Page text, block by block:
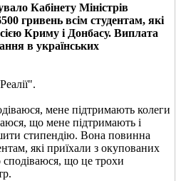
Кабінету Міністрів
гривень всім студентам, які
Криму і Донбасу. Виплата
в українських
мене підтримають колеги
що мене підтримають і
стипендію. Вона повинна
які приїхали з окупованих
що це трохи